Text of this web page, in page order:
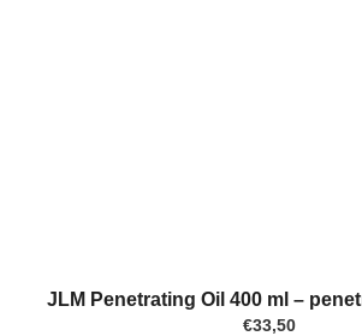
JLM Penetrating Oil 400 ml –
€33,50